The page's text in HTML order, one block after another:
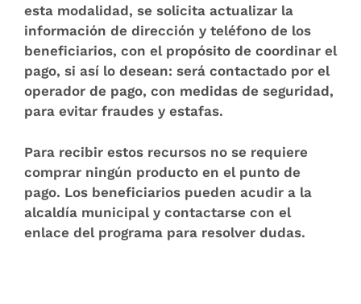
esta modalidad, se solicita actualizar la
información de dirección y teléfono de los
beneficiarios, con el propósito de coordinar el
pago, si así lo desean: será contactado por el
operador de pago, con medidas de seguridad,
para evitar fraudes y estafas.
Para recibir estos recursos no se requiere
comprar ningún producto en el punto de
pago. Los beneficiarios pueden acudir a la
alcaldía municipal y contactarse con el
enlace del programa para resolver dudas.